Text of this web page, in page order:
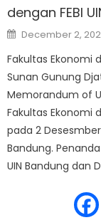
dengan FEBI
Posted
on
December 2,
Fakultas Ekonomi
Sunan Gunung
Memorandum of
Fakultas Ekonomi
pada 2
Bandung.
UIN Bandung dan